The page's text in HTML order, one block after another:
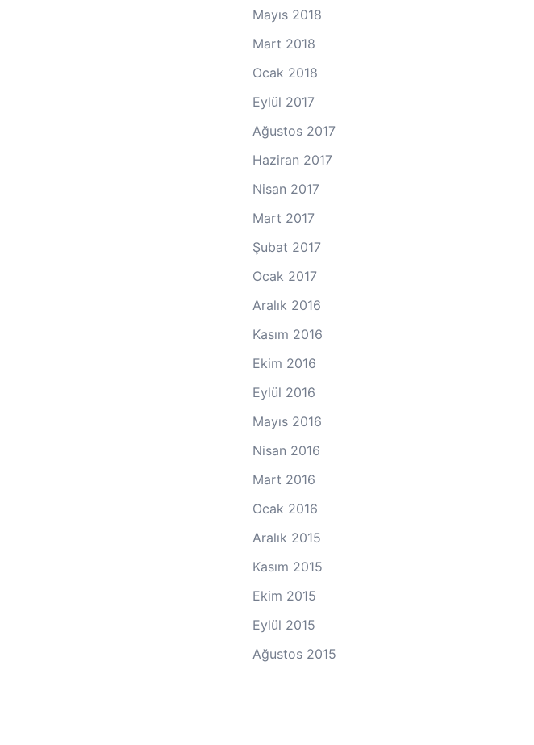
Mayıs 2018
Mart 2018
Ocak 2018
Eylül 2017
Ağustos 2017
Haziran 2017
Nisan 2017
Mart 2017
Şubat 2017
Ocak 2017
Aralık 2016
Kasım 2016
Ekim 2016
Eylül 2016
Mayıs 2016
Nisan 2016
Mart 2016
Ocak 2016
Aralık 2015
Kasım 2015
Ekim 2015
Eylül 2015
Ağustos 2015